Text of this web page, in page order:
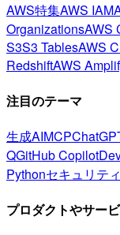
AWS特集AWS IAM
OrganizationsAWS
S3S3 TablesAWS
RedshiftAWS
注目のテーマ
生成AIMCP
QGitHub Copilot
Pythonセキュリティ
プロダクトやサー